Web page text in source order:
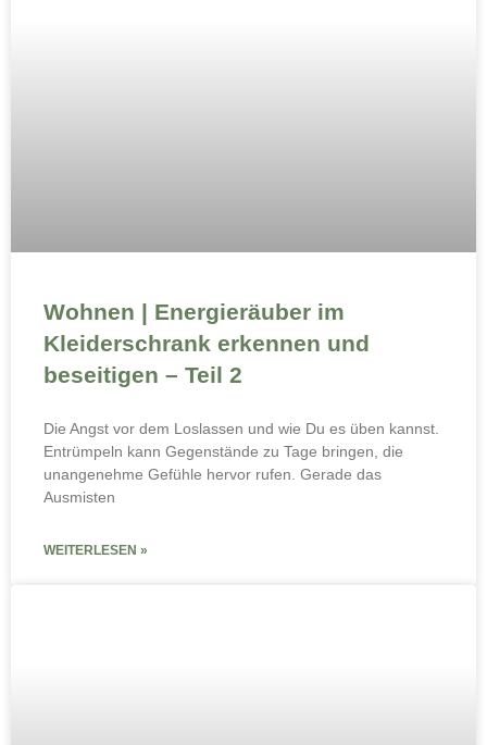
Wohnen | Energieräuber im
Kleiderschrank erkennen und
beseitigen – Teil 2
Die Angst vor dem Loslassen und wie Du es üben kannst.
Entrümpeln kann Gegenstände zu Tage bringen, die
unangenehme Gefühle hervor rufen. Gerade das
Ausmisten
WEITERLESEN »